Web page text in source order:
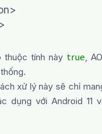
thuộc tính này true,
xử lý này sẽ chỉ
dụng với Android 11